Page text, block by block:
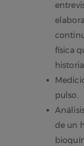
física
pulso.
de un